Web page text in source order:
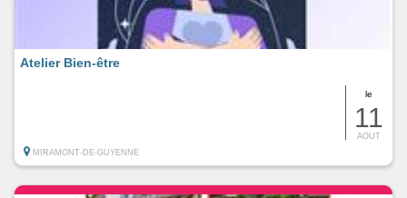
le
11
AOUT
Atelier Bien-être
MIRAMONT-DE-GUYENNE